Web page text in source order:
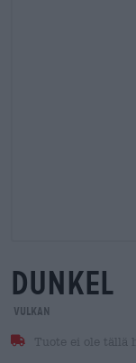
dunkel
Vulkan
Tuote ei ole tällä